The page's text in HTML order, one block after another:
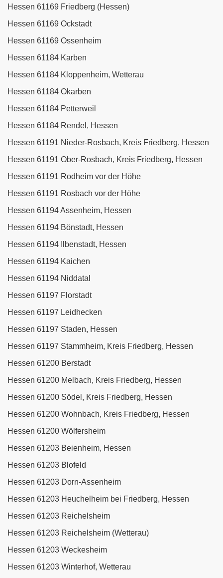
Hessen 61169 Friedberg (Hessen)
Hessen 61169 Ockstadt
Hessen 61169 Ossenheim
Hessen 61184 Karben
Hessen 61184 Kloppenheim, Wetterau
Hessen 61184 Okarben
Hessen 61184 Petterweil
Hessen 61184 Rendel, Hessen
Hessen 61191 Nieder-Rosbach, Kreis Friedberg, Hessen
Hessen 61191 Ober-Rosbach, Kreis Friedberg, Hessen
Hessen 61191 Rodheim vor der Höhe
Hessen 61191 Rosbach vor der Höhe
Hessen 61194 Assenheim, Hessen
Hessen 61194 Bönstadt, Hessen
Hessen 61194 Ilbenstadt, Hessen
Hessen 61194 Kaichen
Hessen 61194 Niddatal
Hessen 61197 Florstadt
Hessen 61197 Leidhecken
Hessen 61197 Staden, Hessen
Hessen 61197 Stammheim, Kreis Friedberg, Hessen
Hessen 61200 Berstadt
Hessen 61200 Melbach, Kreis Friedberg, Hessen
Hessen 61200 Södel, Kreis Friedberg, Hessen
Hessen 61200 Wohnbach, Kreis Friedberg, Hessen
Hessen 61200 Wölfersheim
Hessen 61203 Beienheim, Hessen
Hessen 61203 Blofeld
Hessen 61203 Dorn-Assenheim
Hessen 61203 Heuchelheim bei Friedberg, Hessen
Hessen 61203 Reichelsheim
Hessen 61203 Reichelsheim (Wetterau)
Hessen 61203 Weckesheim
Hessen 61203 Winterhof, Wetterau